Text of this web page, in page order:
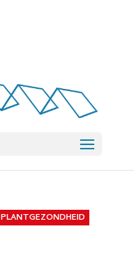
PLANTGEZONDHEID